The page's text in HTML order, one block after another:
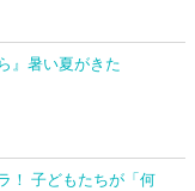
』暑い夏がきた
！ 子どもたちが「何